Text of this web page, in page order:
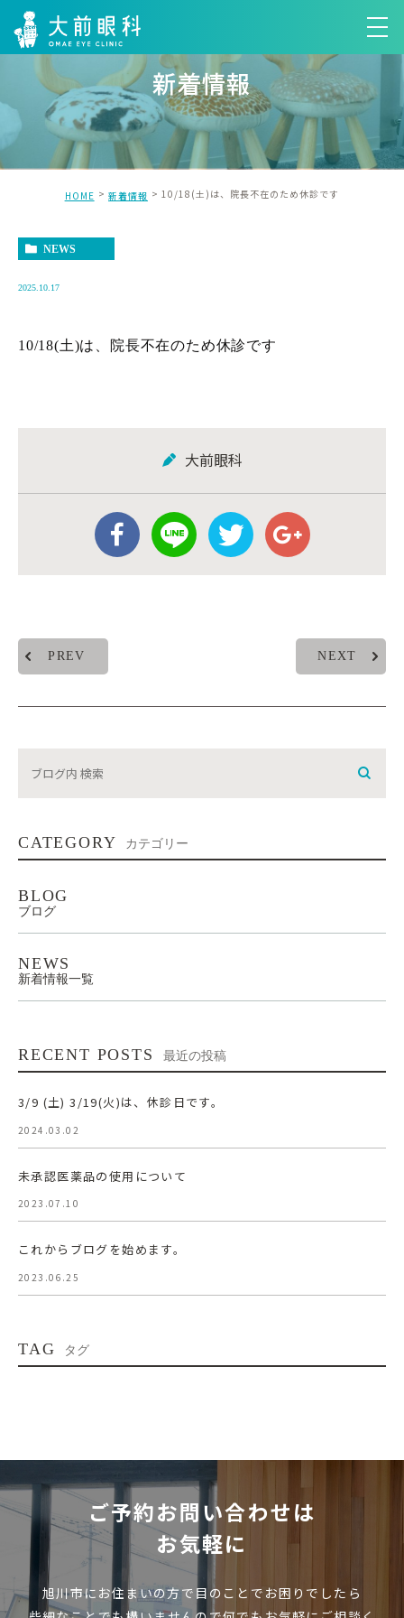
新着情報
HOME 新着情報 10/18(土)は、院長不在のため休診です
NEWS
2025.10.17
10/18(土)は、院長不在のため休診です
大前眼科
PREV NEXT
CATEGORY カテゴリー
BLOG
ブログ
NEWS
新着情報一覧
RECENT POSTS 最近の投稿
3/9 (土) 3/19(火)は、休診日です。
2024.03.02
未承認医薬品の使用について
2023.07.10
これからブログを始めます。
2023.06.25
TAG タグ
ご予約お問い合わせは
お気軽に
旭川市にお住まいの方で目のことでお困りでしたら